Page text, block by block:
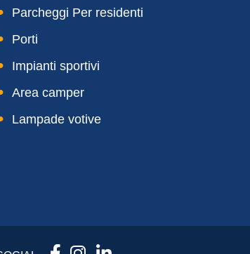
Parcheggi Per residenti
Porti
Impianti sportivi
Area camper
Lampade votive